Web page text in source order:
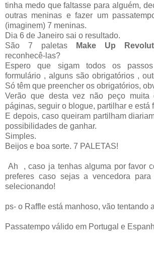
tinha medo que faltasse para alguém,
outras meninas e fazer um
(imaginem) 7 meninas.
Dia 6 de Janeiro sai o resultado.
São 7 paletas
Make Up
reconhecê-las?
Espero que sigam todos os
formulário , alguns são obrigatórios ,
Só têm que preencher os obrigatórios,
Verão que desta vez não peço muita
páginas, seguir o blogue, partilhar e está
E depois, caso queiram partilham
possibilidades de ganhar.
Simples.
Beijos e boa sorte. 7 PALETAS!
Ah , caso ja tenhas alguma por favor
preferes caso sejas a vencedora
selecionando!
ps- o Raffle está manhoso, vão tentando
Passatempo válido em Portugal e